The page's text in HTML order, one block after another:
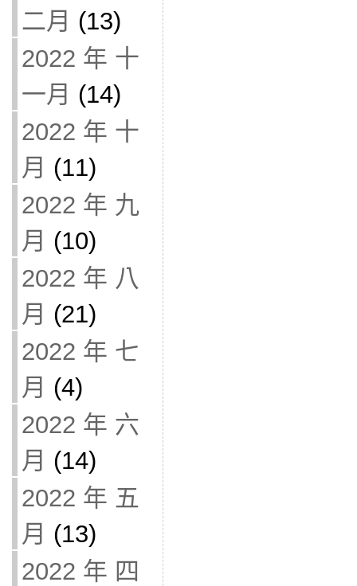
二月 (13)
2022 年 十
一月 (14)
2022 年 十
月 (11)
2022 年 九
月 (10)
2022 年 八
月 (21)
2022 年 七
月 (4)
2022 年 六
月 (14)
2022 年 五
月 (13)
2022 年 四